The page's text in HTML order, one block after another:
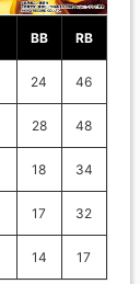
BB RB
24 46
28 48
18 34
17 32
14 17